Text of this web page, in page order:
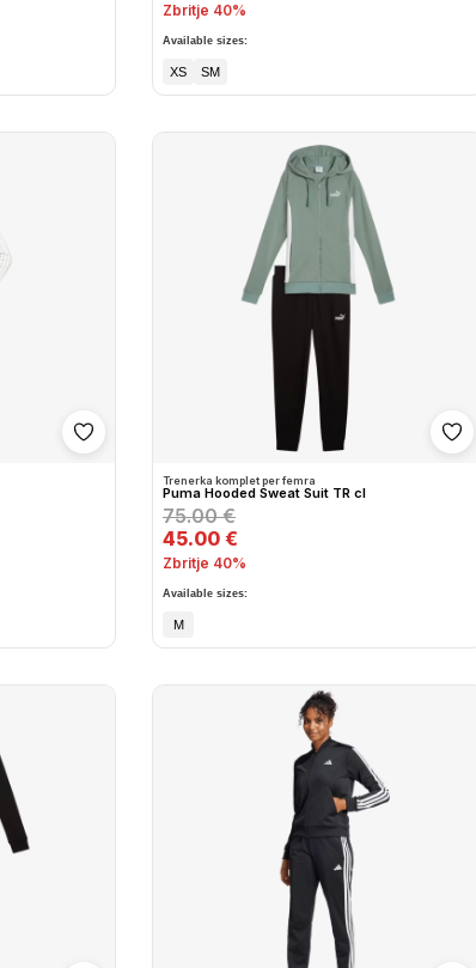
Zbritje 40%
Available sizes:
XS SM
Shto në wishlist
Trenerka komplet per femra
Puma Hooded Sweat Suit TR cl
75.00 €
45.00 €
Zbritje 40%
Available sizes:
M